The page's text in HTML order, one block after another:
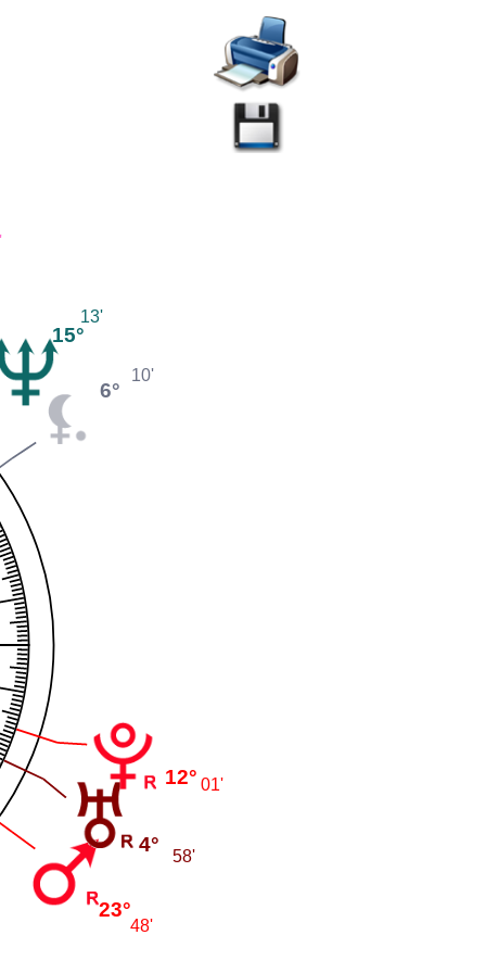
6°
10'
15°
13'
23°
48'
4°
58'
12° 01'